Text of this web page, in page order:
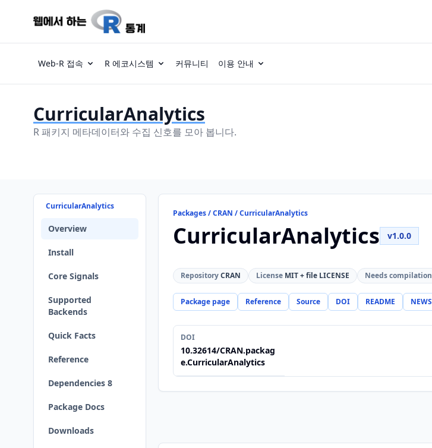
Web-R 접속 R 에코시스템 커뮤니티 이용 안내
CurricularAnalytics
R 패키지 메타데이터와 수집 신호를 모아 봅니다.
CurricularAnalytics
Overview
Install
Core Signals
Supported
Backends
Quick Facts
Reference
Dependencies 8
Package Docs
Downloads
Packages / CRAN / CurricularAnalytics
CurricularAnalytics v1.0.0
RepositoryCRAN License MIT + file LICENSE Needs compilation
Package page Reference Source DOI README NEWS
DOI
10.32614/CRAN.packag
e.CurricularAnalytics